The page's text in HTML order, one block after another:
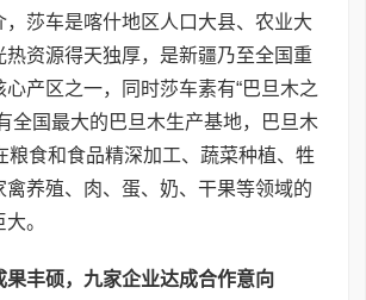
，莎车是喀什地区人口大县、农业大
热资源得天独厚，是新疆乃至全国重
产区之一，同时莎车素有“巴旦木之
全国最大的巴旦木生产基地，巴旦木
粮食和食品精深加工、蔬菜种植、牲
禽养殖、肉、蛋、奶、干果等领域的
。
果丰硕，九家企业达成合作意向